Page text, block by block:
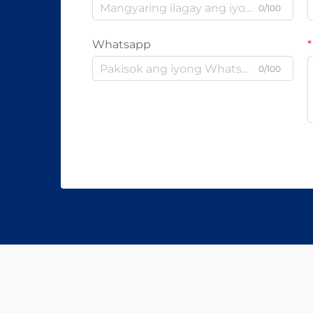
0/100
Whatsapp
0/100